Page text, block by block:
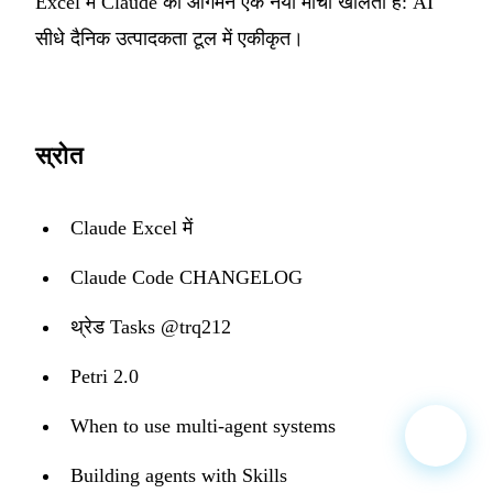
सीधे दैनिक उत्पादकता टूल में एकीकृत।
स्रोत
Claude Excel में
Claude Code CHANGELOG
थ्रेड Tasks @trq212
Petri 2.0
When to use multi-agent systems
Building agents with Skills